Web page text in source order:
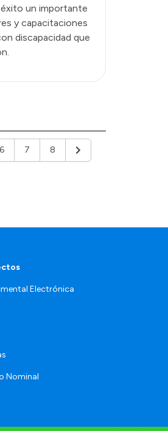
un importante
y capacitaciones
discapacidad que
6 7 8 Siguiente
Electrónica
Nominal